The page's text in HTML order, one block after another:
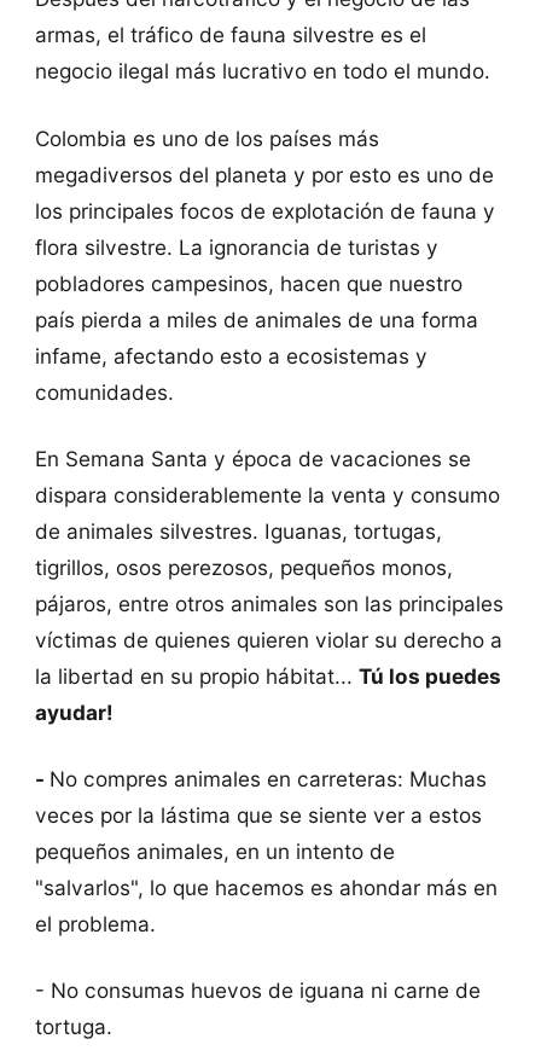
armas, el tráfico de fauna silvestre es el
negocio ilegal más lucrativo en todo el mundo.
Colombia es uno de los países más
megadiversos del planeta y por esto es uno de
los principales focos de explotación de fauna y
flora silvestre. La ignorancia de turistas y
pobladores campesinos, hacen que nuestro
país pierda a miles de animales de una forma
infame, afectando esto a ecosistemas y
comunidades.
En Semana Santa y época de vacaciones se
dispara considerablemente la venta y consumo
de animales silvestres. Iguanas, tortugas,
tigrillos, osos perezosos, pequeños monos,
pájaros, entre otros animales son las principales
víctimas de quienes quieren violar su derecho a
la libertad en su propio hábitat... Tú los puedes
ayudar!
- No compres animales en carreteras: Muchas
veces por la lástima que se siente ver a estos
pequeños animales, en un intento de
"salvarlos", lo que hacemos es ahondar más en
el problema.
- No consumas huevos de iguana ni carne de
tortuga.